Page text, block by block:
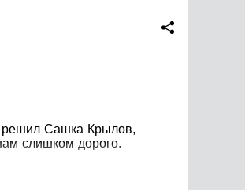
решил Сашка Крылов,
слишком дорого.